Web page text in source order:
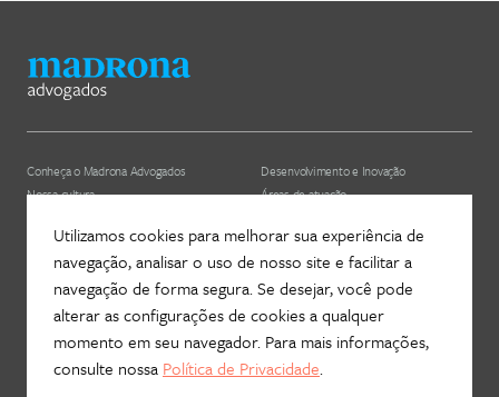
Conheça o Madrona Advogados
Nossa cultura
Desenvolvimento e Inovação
Áreas de atuação
Hub Madrona
Vem ser Madrona
Proteção de Dados e Privacidade
Contato
Newsletter
Fale com a gente!
Utilizamos cookies para melhorar sua experiência de
navegação, analisar o uso de nosso site e facilitar a
navegação de forma segura. Se desejar, você pode
alterar as configurações de cookies a qualquer
momento em seu navegador. Para mais informações,
consulte nossa Política de Privacidade.